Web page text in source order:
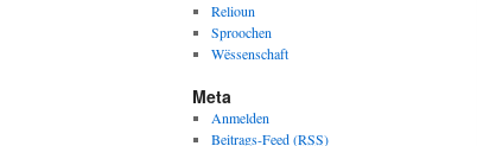
Relioun
Sproochen
Wëssenschaft
Meta
Anmelden
Beitrags-Feed (RSS)